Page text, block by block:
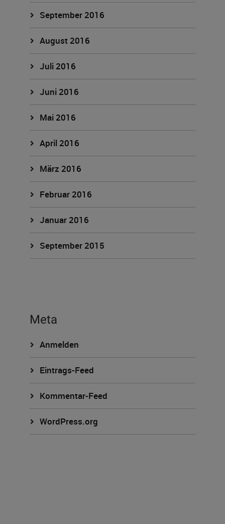
September 2016
August 2016
Juli 2016
Juni 2016
Mai 2016
April 2016
März 2016
Februar 2016
Januar 2016
September 2015
Meta
Anmelden
Eintrags-Feed
Kommentar-Feed
WordPress.org